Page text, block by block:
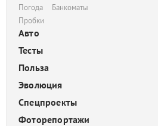
Погода
Пробки
Банкоматы
Авто
Тесты
Польза
Эволюция
Спецпроекты
Фоторепортажи